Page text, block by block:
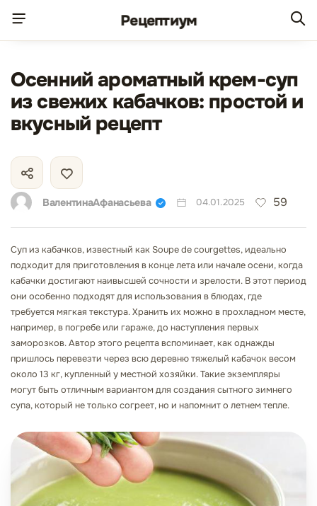
Рецептиум
Осенний ароматный крем-суп
из свежих кабачков: простой и
вкусный рецепт
ВалентинаАфанасьева 04.01.2025 59
Суп из кабачков, известный как Soupe de courgettes, идеально
подходит для приготовления в конце лета или начале осени, когда
кабачки достигают наивысшей сочности и зрелости. В этот период
они особенно подходят для использования в блюдах, где
требуется мягкая текстура. Хранить их можно в прохладном месте,
например, в погребе или гараже, до наступления первых
заморозков. Автор этого рецепта вспоминает, как однажды
пришлось перевезти через всю деревню тяжелый кабачок весом
около 13 кг, купленный у местной хозяйки. Такие экземпляры
могут быть отличным вариантом для создания сытного зимнего
супа, который не только согреет, но и напомнит о летнем тепле.